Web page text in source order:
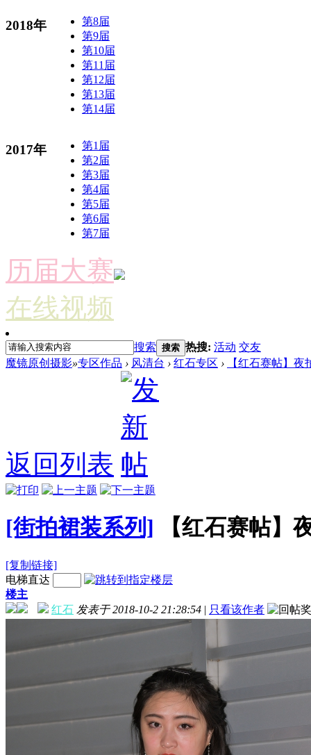
2018年
第8届
第9届
第10届
第11届
第12届
第13届
第14届
2017年
第1届
第2届
第3届
第4届
第5届
第6届
第7届
历届大赛
在线视频
搜索 搜索 热搜: 活动 交友
魔镜原创摄影»专区作品 › 风清台 › 红石专区 › 【红石赛帖】
返回列表
[街拍裙装系列] 【红石赛帖】
[复制链接]
电梯直达
楼主
红石 发表于 2018-10-2 21:28:54 | 只看该作者